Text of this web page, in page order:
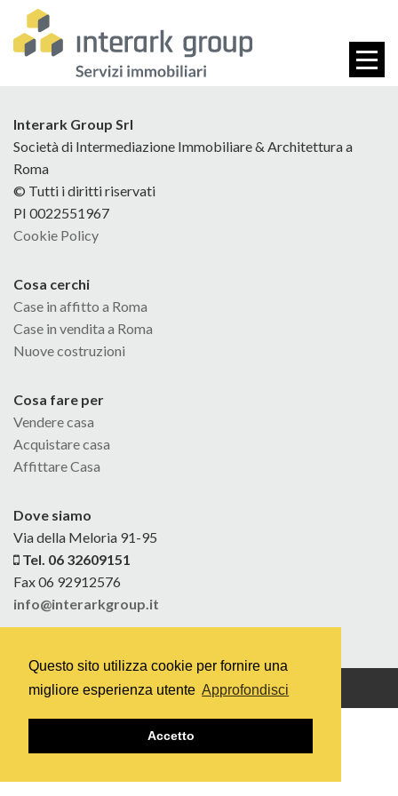
Questo sito utilizza cookie per fornire una
migliore esperienza utente Approfondisci
Accetto
Interark Group Srl
Società di Intermediazione Immobiliare & Architettura a
Roma
© Tutti i diritti riservati
PI 0022551967
Cookie Policy
Cosa cerchi
Case in affitto a Roma
Case in vendita a Roma
Nuove costruzioni
Cosa fare per
Vendere casa
Acquistare casa
Affittare Casa
Dove siamo
Via della Meloria 91-95
Tel. 06 32609151
Fax 06 92912576
info@interarkgroup.it
Concept & Design:Marzia Bianchi– Webdesign:Fabio Folgori